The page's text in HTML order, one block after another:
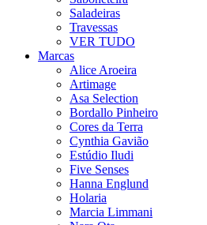
Saladeiras
Travessas
VER TUDO
Marcas
Alice Aroeira
Artimage
Asa Selection
Bordallo Pinheiro
Cores da Terra
Cynthia Gavião
Estúdio Iludi
Five Senses
Hanna Englund
Holaria
Marcia Limmani